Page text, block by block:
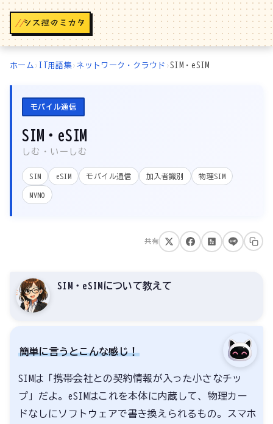
//
ホーム › IT用語集› ネットワーク・クラウド › SIM・eSIM
モバイル通信
SIM・eSIM
しむ・いーしむ
SIM eSIM モバイル通信 加入者識別 物理SIM
MVNO
共有
SIM・eSIMについて教えて
簡単に言うとこんな感じ！
SIMは「携帯会社との契約情報が入った小さなチッ
プ」だよ。eSIMはこれを本体に内蔵して、物理カー
ドなしにソフトウェアで書き換えられるもの。スマホ